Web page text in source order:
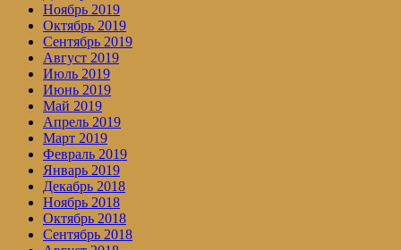
Ноябрь 2019
Октябрь 2019
Сентябрь 2019
Август 2019
Июль 2019
Июнь 2019
Май 2019
Апрель 2019
Март 2019
Февраль 2019
Январь 2019
Декабрь 2018
Ноябрь 2018
Октябрь 2018
Сентябрь 2018